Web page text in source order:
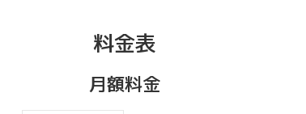
料金表
月額料金